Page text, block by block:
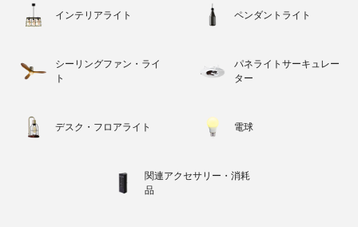
インテリアライト ペンダントライト
シーリングファン・ライ
ト
パネライトサーキュレー
ター
デスク・フロアライト 電球
関連アクセサリー・消耗
品